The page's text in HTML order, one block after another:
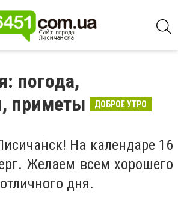
погода,
приметы
ДОБРОЕ УТРО
На календаре 16
Желаем всем хорошего
дня.